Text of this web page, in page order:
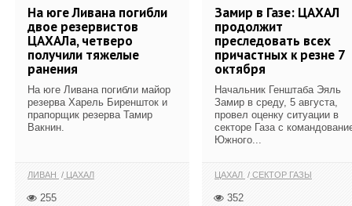
На юге Ливана погибли
двое резервистов
ЦАХАЛа, четверо
получили тяжелые
ранения
На юге Ливана погибли майор
резерва Харель Биреншток и
прапорщик резерва Тамир
Вакнин.
ЛИВАН ЦАХАЛ
255
Замир в Газе: ЦАХАЛ
продолжит
преследовать всех
причастных к резне 7
октября
Начальник Генштаба Эяль
Замир в среду, 5 августа,
провел оценку ситуации в
секторе Газа с
Южного...
ЦАХАЛ СЕКТОР ГАЗЫ
352